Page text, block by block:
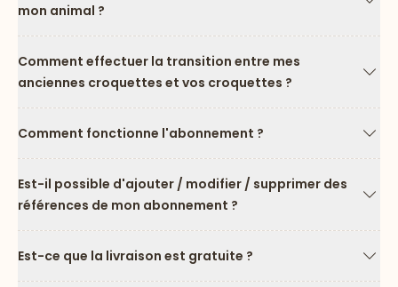
mon animal ?
Comment effectuer la transition entre mes
anciennes croquettes et vos croquettes ?
Comment fonctionne l'abonnement ?
Est-il possible d'ajouter / modifier / supprimer des
références de mon abonnement ?
Est-ce que la livraison est gratuite ?